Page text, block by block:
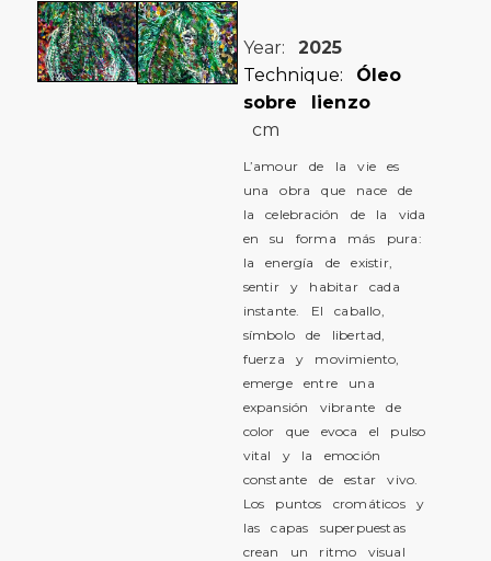
Year: 2025
Technique: Óleo
sobre lienzo
cm
L’amour de la vie es
una obra que nace de
la celebración de la vida
en su forma más pura:
la energía de existir,
sentir y habitar cada
instante. El caballo,
símbolo de libertad,
fuerza y movimiento,
emerge entre una
expansión vibrante de
color que evoca el pulso
vital y la emoción
constante de estar vivo.
Los puntos cromáticos y
las capas superpuestas
crean un ritmo visual